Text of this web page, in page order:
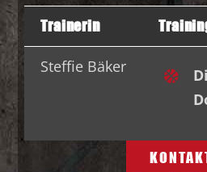
Trainerin
Steffie Bäker